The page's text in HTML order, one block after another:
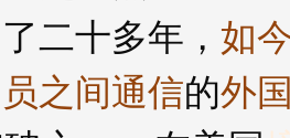
二十多年， 如
之间通信的外